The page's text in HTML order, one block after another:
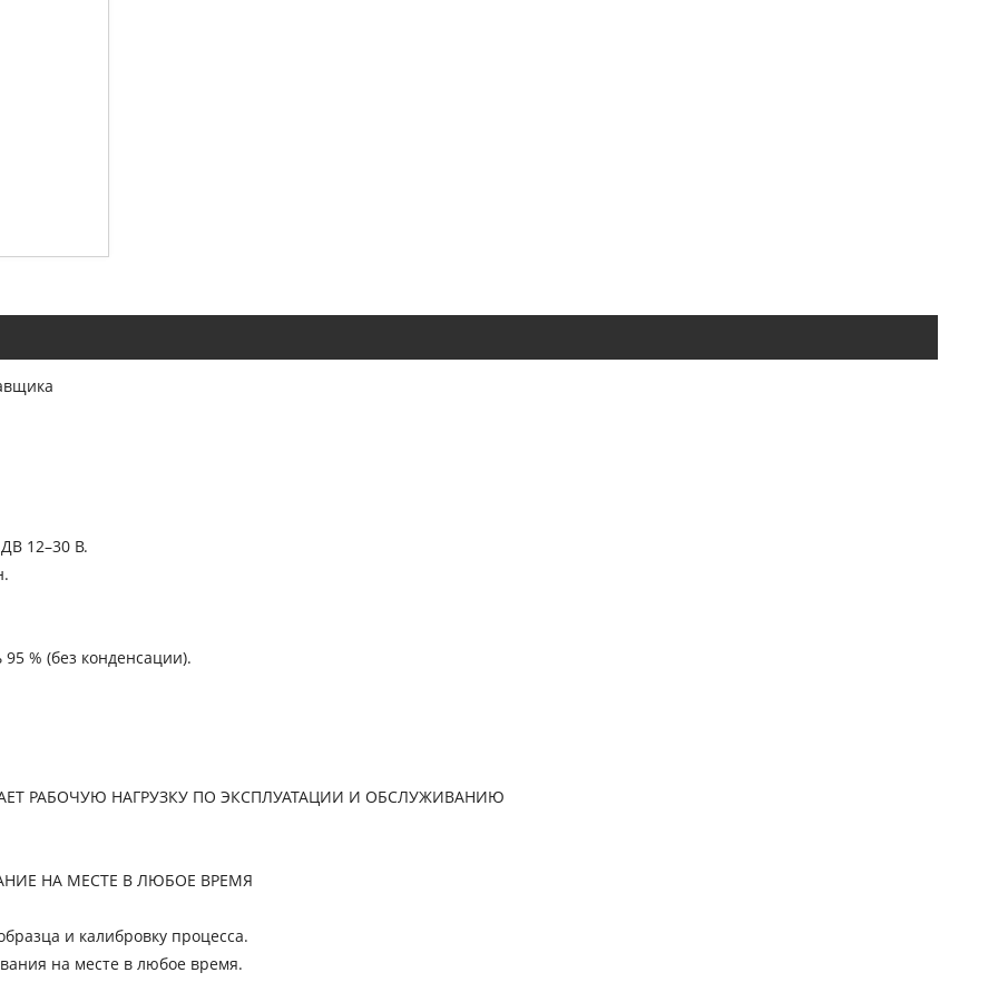
12–30 В.
% (без конденсации).
РАБОЧУЮ НАГРУЗКУ ПО ЭКСПЛУАТАЦИИ И ОБСЛУЖИВАНИЮ
НА МЕСТЕ В ЛЮБОЕ ВРЕМЯ
и калибровку процесса.
на месте в любое время.